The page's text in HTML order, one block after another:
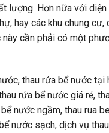
lượng. Hơn nữa với
hay các khu chung cư,
cần phải có một
thau rửa bể nước tại
rửa bể nước giá rẻ,
nước ngầm, thau rua
nước sạch, dịch vụ